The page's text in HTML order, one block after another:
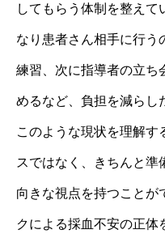
してもらう体制を整えて
なり患者さん相手に行う
練習、次に指導者の立ち
めるなど、負担を減らし
このような現状を理解す
スではなく、きちんと準
向きな視点を持つことが
クによる採血不安の正体